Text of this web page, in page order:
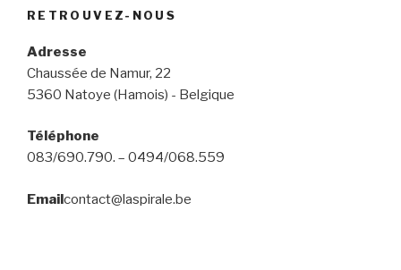
RETROUVEZ-NOUS
Adresse
Chaussée de Namur, 22
5360 Natoye (Hamois) - Belgique
Téléphone
083/690.790. – 0494/068.559
Emailcontact@laspirale.be